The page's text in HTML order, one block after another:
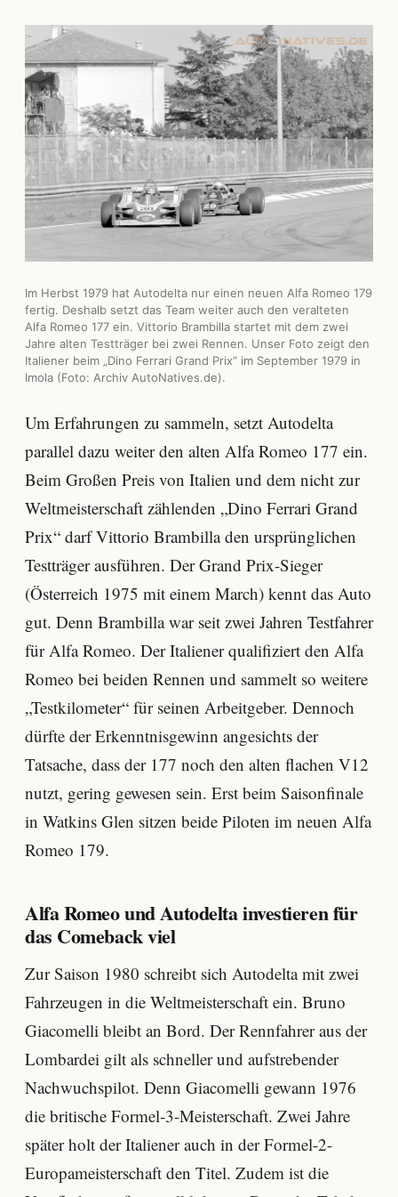
Im Herbst 1979 hat Autodelta nur einen neuen Alfa Romeo 179
fertig. Deshalb setzt das Team weiter auch den veralteten
Alfa Romeo 177 ein. Vittorio Brambilla startet mit dem zwei
Jahre alten Testträger bei zwei Rennen. Unser Foto zeigt den
Italiener beim „Dino Ferrari Grand Prix“ im September 1979 in
Imola (Foto: Archiv AutoNatives.de).
Um Erfahrungen zu sammeln, setzt Autodelta
parallel dazu weiter den alten Alfa Romeo 177 ein.
Beim Großen Preis von Italien und dem nicht zur
Weltmeisterschaft zählenden „Dino Ferrari Grand
Prix“ darf Vittorio Brambilla den ursprünglichen
Testträger ausführen. Der Grand Prix-Sieger
(Österreich 1975 mit einem March) kennt das Auto
gut. Denn Brambilla war seit zwei Jahren Testfahrer
für Alfa Romeo. Der Italiener qualifiziert den Alfa
Romeo bei beiden Rennen und sammelt so weitere
„Testkilometer“ für seinen Arbeitgeber. Dennoch
dürfte der Erkenntnisgewinn angesichts der
Tatsache, dass der 177 noch den alten flachen V12
nutzt, gering gewesen sein. Erst beim Saisonfinale
in Watkins Glen sitzen beide Piloten im neuen Alfa
Romeo 179.
Alfa Romeo und Autodelta investieren für
das Comeback viel
Zur Saison 1980 schreibt sich Autodelta mit zwei
Fahrzeugen in die Weltmeisterschaft ein. Bruno
Giacomelli bleibt an Bord. Der Rennfahrer aus der
Lombardei gilt als schneller und aufstrebender
Nachwuchspilot. Denn Giacomelli gewann 1976
die britische Formel-3-Meisterschaft. Zwei Jahre
später holt der Italiener auch in der Formel-2-
Europameisterschaft den Titel. Zudem ist die